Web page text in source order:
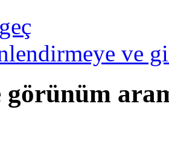
ve
görünüm